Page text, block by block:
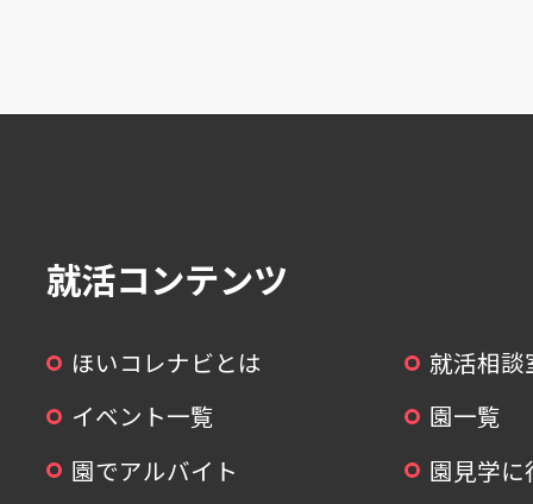
就活コンテンツ
ほいコレナビとは
就活相談
イベント一覧
園一覧
園でアルバイト
園見学